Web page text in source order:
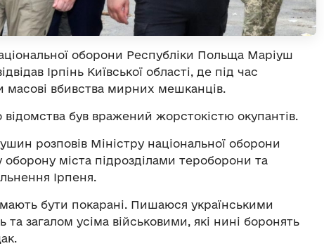
оборони Республіки Польща Маріуш
Ірпінь Київської області, де під час
масові вбивства мирних мешканців.
був вражений жорстокістю окупантів.
розповів Міністру національної оборони
міста підрозділами тероборони та
Ірпеня.
мають бути покарані. Пишаюся українськими
та загалом усіма військовими, які нині боронять